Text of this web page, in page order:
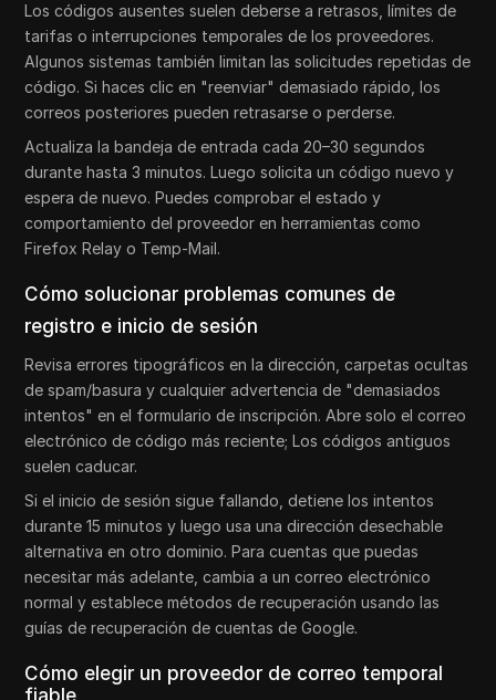
Los códigos ausentes suelen deberse a retrasos, límites de
tarifas o interrupciones temporales de los proveedores.
Algunos sistemas también limitan las solicitudes repetidas de
código. Si haces clic en "reenviar" demasiado rápido, los
correos posteriores pueden retrasarse o perderse.
Actualiza la bandeja de entrada cada 20–30 segundos
durante hasta 3 minutos. Luego solicita un código nuevo y
espera de nuevo. Puedes comprobar el estado y
comportamiento del proveedor en herramientas como
Firefox Relay o Temp-Mail.
Cómo solucionar problemas comunes de
registro e inicio de sesión
Revisa errores tipográficos en la dirección, carpetas ocultas
de spam/basura y cualquier advertencia de "demasiados
intentos" en el formulario de inscripción. Abre solo el correo
electrónico de código más reciente; Los códigos antiguos
suelen caducar.
Si el inicio de sesión sigue fallando, detiene los intentos
durante 15 minutos y luego usa una dirección desechable
alternativa en otro dominio. Para cuentas que puedas
necesitar más adelante, cambia a un correo electrónico
normal y establece métodos de recuperación usando las
guías de recuperación de cuentas de Google.
Cómo elegir un proveedor de correo temporal